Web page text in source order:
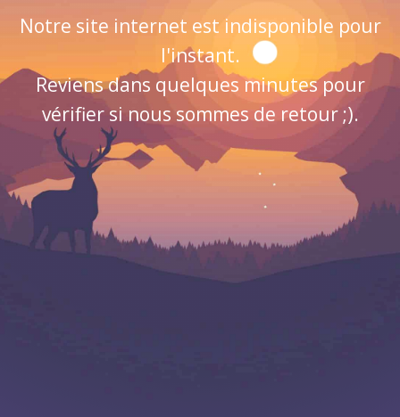
Notre site internet est indisponible pour
l'instant.
Reviens dans quelques minutes pour
vérifier si nous sommes de retour ;).